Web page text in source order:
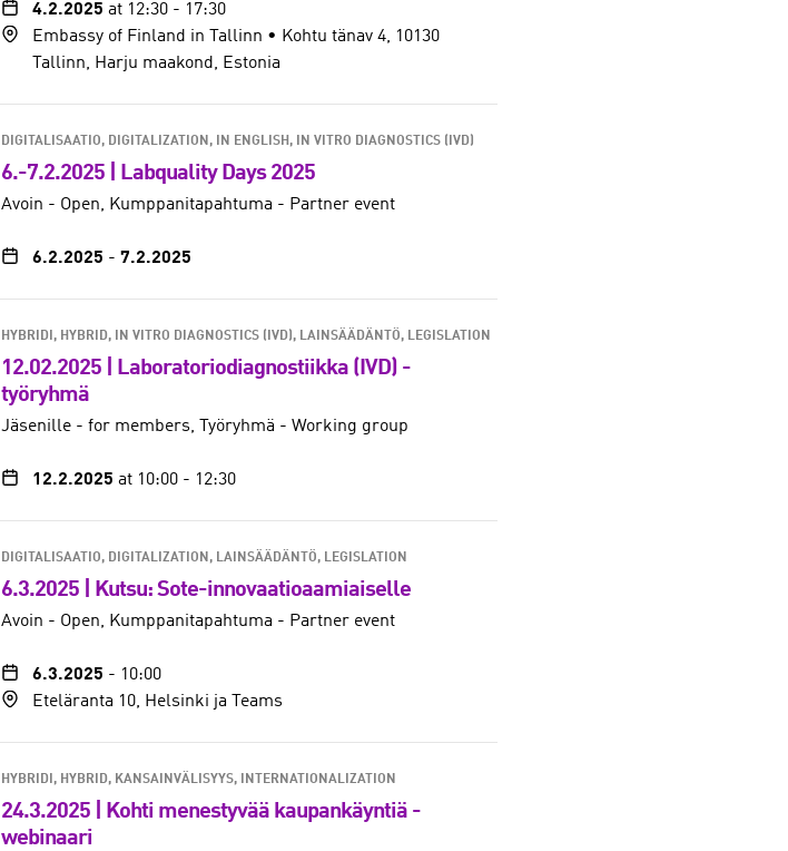
4.2.2025 at 12:30- 17:30
Embassy of Finland in Tallinn • Kohtu tänav 4, 10130
Tallinn, Harju maakond, Estonia
DIGITALISAATIO, DIGITALIZATION IN ENGLISH IN VITRO DIAGNOSTICS (IVD)
6.-7.2.2025 | Labquality Days 2025
Avoin - Open Kumppanitapahtuma - Partner event
6.2.2025 - 7.2.2025
HYBRIDI, HYBRID IN VITRO DIAGNOSTICS (IVD) LAINSÄÄDÄNTÖ, LEGISLATION
12.02.2025 | Laboratoriodiagnostiikka (IVD) -
työryhmä
Jäsenille - for members Työryhmä - Working group
12.2.2025 at 10:00- 12:30
DIGITALISAATIO, DIGITALIZATION LAINSÄÄDÄNTÖ, LEGISLATION
6.3.2025 | Kutsu: Sote-innovaatioaamiaiselle
Avoin - Open Kumppanitapahtuma - Partner event
6.3.2025 - 10:00
Eteläranta 10, Helsinki ja Teams
HYBRIDI, HYBRID KANSAINVÄLISYYS, INTERNATIONALIZATION
24.3.2025 | Kohti menestyvää kaupankäyntiä -
webinaari